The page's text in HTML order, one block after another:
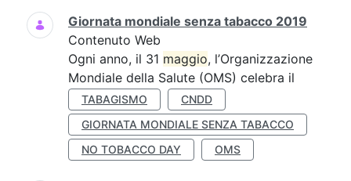
Giornata mondiale senza tabacco 2019
Contenuto Web
Ogni anno, il 31 maggio, l’Organizzazione
Mondiale della Salute (OMS) celebra il
TABAGISMO
CNDD
GIORNATA MONDIALE SENZA TABACCO
NO TOBACCO DAY
OMS